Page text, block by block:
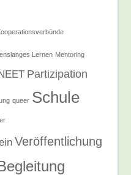
Lernen Mentoring
Partizipation
queer Schule
Veröffentlichung